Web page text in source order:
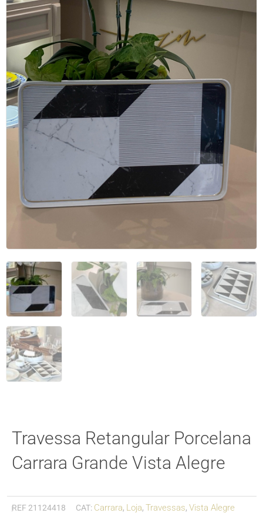
Travessa Retangular Porcelana
Carrara Grande Vista Alegre
REF 21124418 CAT: Carrara, Loja, Travessas, Vista Alegre